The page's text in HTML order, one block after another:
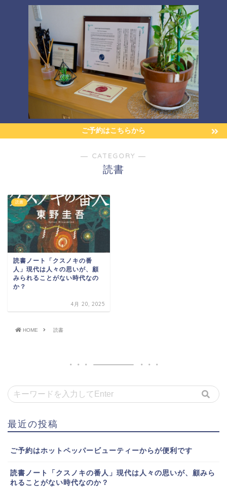
ご予約はこちらから
― CATEGORY ―
読書
読書
読書ノート「クスノキの番
人」現代は人々の思いが、顧
みられることがない時代なの
か？
4月 20, 2025
HOME 読書
最近の投稿
ご予約はホットペッパービューティーからが便利です
読書ノート「クスノキの番人」現代は人々の思いが、顧みら
れることがない時代なのか？